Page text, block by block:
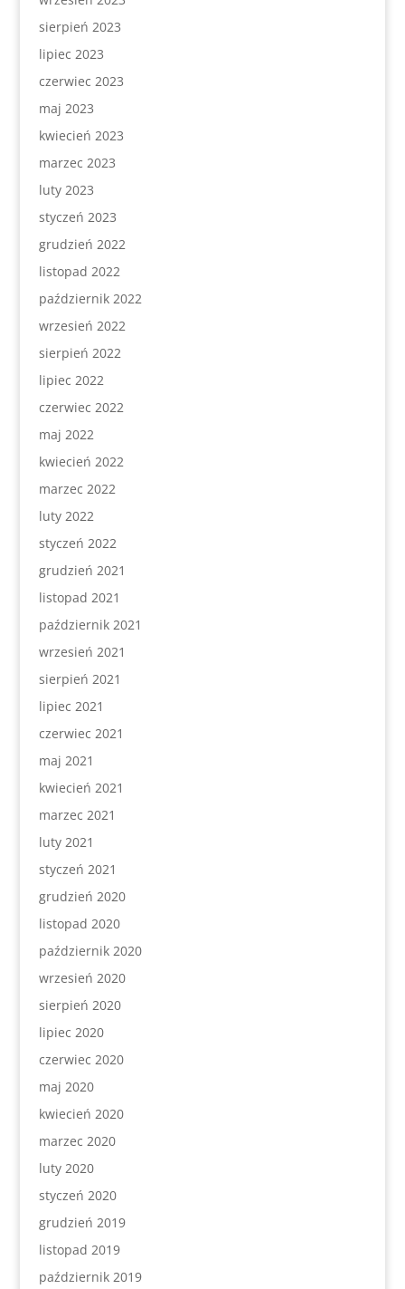
sierpień 2023
lipiec 2023
czerwiec 2023
maj 2023
kwiecień 2023
marzec 2023
luty 2023
styczeń 2023
grudzień 2022
listopad 2022
październik 2022
wrzesień 2022
sierpień 2022
lipiec 2022
czerwiec 2022
maj 2022
kwiecień 2022
marzec 2022
luty 2022
styczeń 2022
grudzień 2021
listopad 2021
październik 2021
wrzesień 2021
sierpień 2021
lipiec 2021
czerwiec 2021
maj 2021
kwiecień 2021
marzec 2021
luty 2021
styczeń 2021
grudzień 2020
listopad 2020
październik 2020
wrzesień 2020
sierpień 2020
lipiec 2020
czerwiec 2020
maj 2020
kwiecień 2020
marzec 2020
luty 2020
styczeń 2020
grudzień 2019
listopad 2019
październik 2019